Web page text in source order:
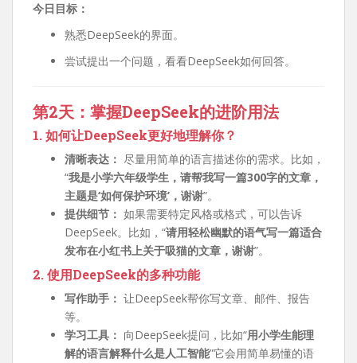
今日目标：
熟悉DeepSeek的界面。
尝试提出一个问题，看看DeepSeek如何回答。
第2天：掌握DeepSeek的进阶用法
1. 如何让DeepSeek更好地理解你？
清晰表达： 尽量用简单的语言描述你的需求。比如，
“我是小学六年级学生，请帮我写一篇300字的文章，
主题是‘如何保护环境’，谢谢”。
提供细节： 如果需要特定风格或格式，可以告诉
DeepSeek。比如，“请用轻松幽默的语气写一篇适合
发布在小红书上关于吸猫的文章，谢谢”。
2. 使用DeepSeek的多种功能
写作助手： 让DeepSeek帮你写文章、邮件、报告
等。
学习工具： 向DeepSeek提问，比如“用小学生能理
解的语言解释什么是人工智能”它会用简单易懂的语